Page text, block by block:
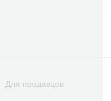
Для продавцов